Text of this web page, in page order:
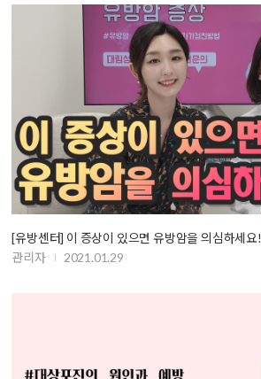
[유방센터] 이 증상이 있으면 유방암을 의심하세요!
관리자
2021.01.29